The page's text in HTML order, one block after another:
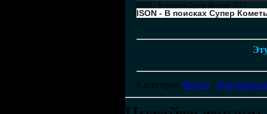
ISON - В поисках Супер Кометы 2014
ISON - В поисках Супер
Категория: Видео /